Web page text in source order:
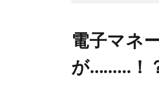
電子マネ
が………！